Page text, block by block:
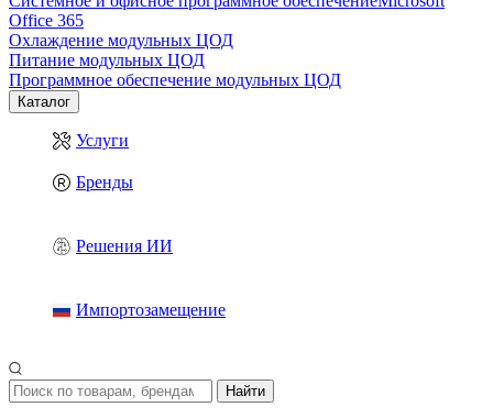
Office 365
Охлаждение модульных ЦОД
Питание модульных ЦОД
Программное обеспечение модульных ЦОД
Каталог
Услуги
Бренды
Решения ИИ
Импортозамещение
Найти